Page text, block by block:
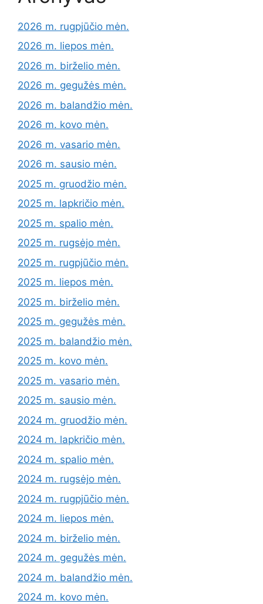
2026 m. rugpjūčio mėn.
2026 m. liepos mėn.
2026 m. birželio mėn.
2026 m. gegužės mėn.
2026 m. balandžio mėn.
2026 m. kovo mėn.
2026 m. vasario mėn.
2026 m. sausio mėn.
2025 m. gruodžio mėn.
2025 m. lapkričio mėn.
2025 m. spalio mėn.
2025 m. rugsėjo mėn.
2025 m. rugpjūčio mėn.
2025 m. liepos mėn.
2025 m. birželio mėn.
2025 m. gegužės mėn.
2025 m. balandžio mėn.
2025 m. kovo mėn.
2025 m. vasario mėn.
2025 m. sausio mėn.
2024 m. gruodžio mėn.
2024 m. lapkričio mėn.
2024 m. spalio mėn.
2024 m. rugsėjo mėn.
2024 m. rugpjūčio mėn.
2024 m. liepos mėn.
2024 m. birželio mėn.
2024 m. gegužės mėn.
2024 m. balandžio mėn.
2024 m. kovo mėn.